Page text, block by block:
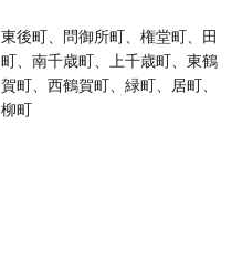
東後町、問御所町、権堂町、田
町、南千歳町、上千歳町、東鶴
賀町、西鶴賀町、緑町、居町、
柳町